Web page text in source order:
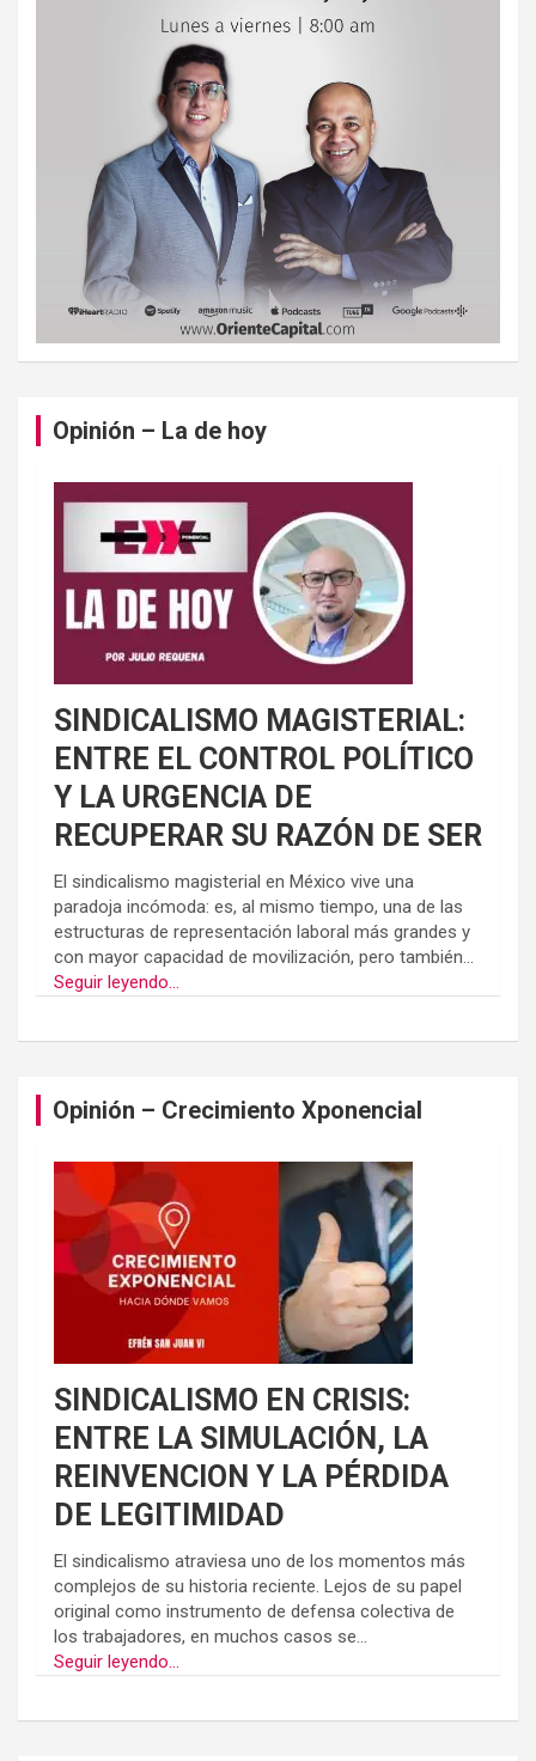
Opinión – La de hoy
SINDICALISMO MAGISTERIAL:
ENTRE EL CONTROL POLÍTICO
Y LA URGENCIA DE
RECUPERAR SU RAZÓN DE SER
El sindicalismo magisterial en México vive una
paradoja incómoda: es, al mismo tiempo, una de las
estructuras de representación laboral más grandes y
con mayor capacidad de movilización, pero también...
Seguir leyendo...
Opinión – Crecimiento Xponencial
SINDICALISMO EN CRISIS:
ENTRE LA SIMULACIÓN, LA
REINVENCION Y LA PÉRDIDA
DE LEGITIMIDAD
El sindicalismo atraviesa uno de los momentos más
complejos de su historia reciente. Lejos de su papel
original como instrumento de defensa colectiva de
los trabajadores, en muchos casos se...
Seguir leyendo...